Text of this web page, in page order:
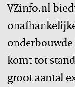
VZinfo.nl
komt tot
groot aantal